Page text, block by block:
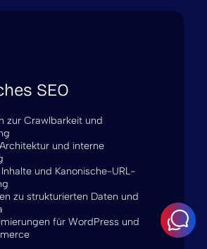
SEO
zur Crawlbarkeit und
und interne
und Kanonische-URL-
zu strukturierten Daten und
für WordPress und